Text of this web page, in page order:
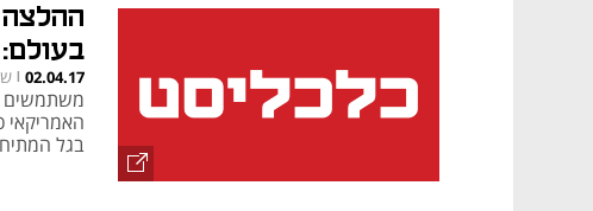
02.04.17
|
משתמשים
האמריקאי
בגל המתיחות של